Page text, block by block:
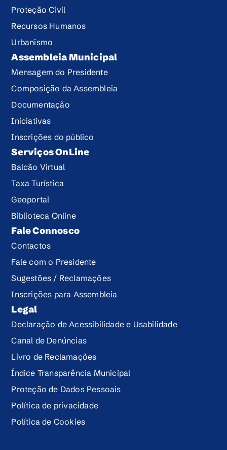
Proteção Civil
Recursos Humanos
Urbanismo
Assembleia Municipal
Mensagem do Presidente
Composição da Assembleia
Documentação
Iniciativas
Inscrições do público
Serviços OnLine
Balcão Virtual
Taxa Turística
Geoportal
Biblioteca Online
Fale Connosco
Contactos
Fale com o Presidente
Sugestões / Reclamações
Inscrições para Assembleia
Legal
Declaração de Acessibilidade e Usabilidade
Canal de Denúncias
Livro de Reclamações
Índice Transparência Municipal
Proteção de Dados Pessoais
Política de privacidade
Política de Cookies